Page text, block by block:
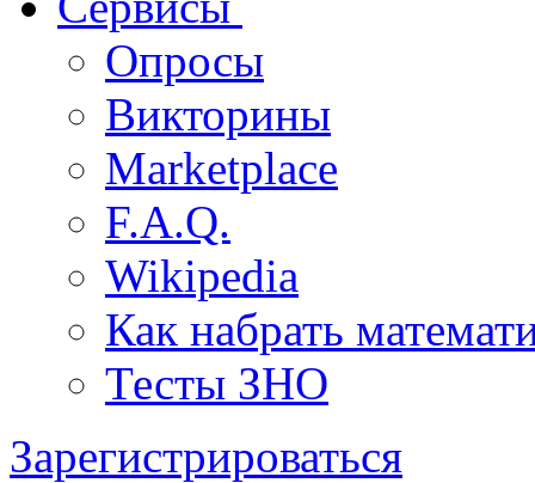
Опросы
Викторины
Marketplace
F.A.Q.
Wikipedia
Как набрать
Тесты ЗНО
Зарегистрироваться